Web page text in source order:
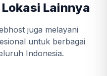
Lainnya
juga melayani
untuk berbagai
Indonesia.